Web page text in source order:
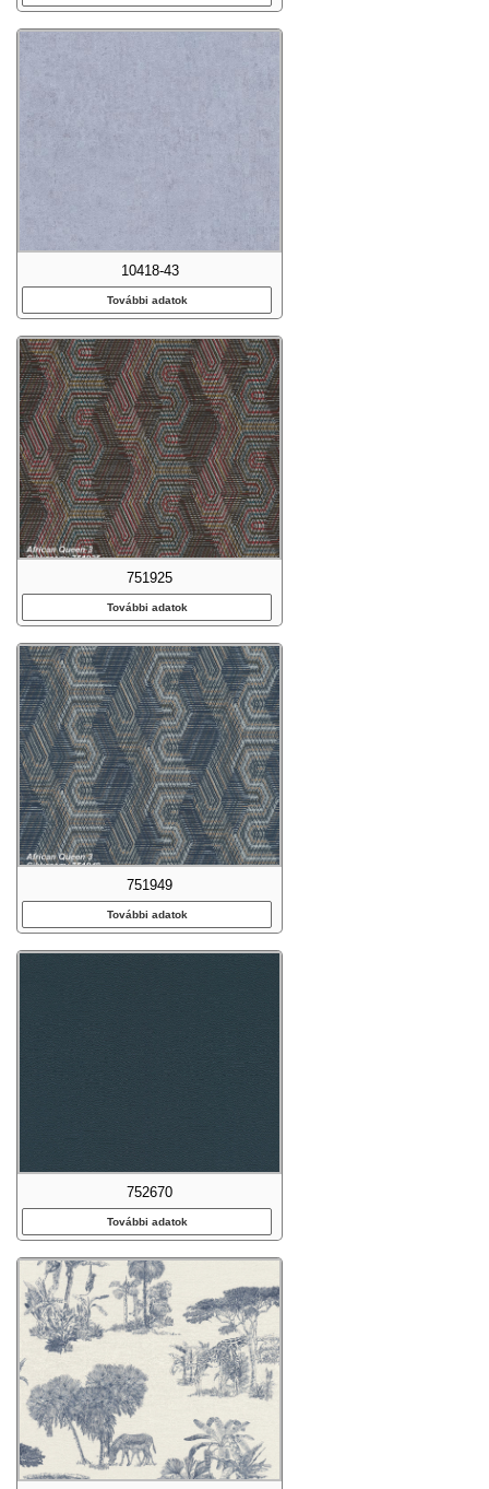
10418-43
További adatok
751925
További adatok
751949
További adatok
752670
További adatok